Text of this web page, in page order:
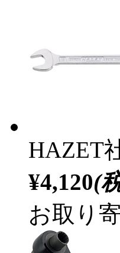
HAZET
¥4,120(
お取り